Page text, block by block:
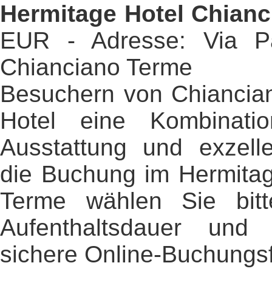
Hermitage Hotel
EUR - Adresse: Via
Chianciano Terme
Besuchern von
Hotel eine
Ausstattung und
die Buchung im
Terme wählen Sie
Aufenthaltsdauer
sichere Online-